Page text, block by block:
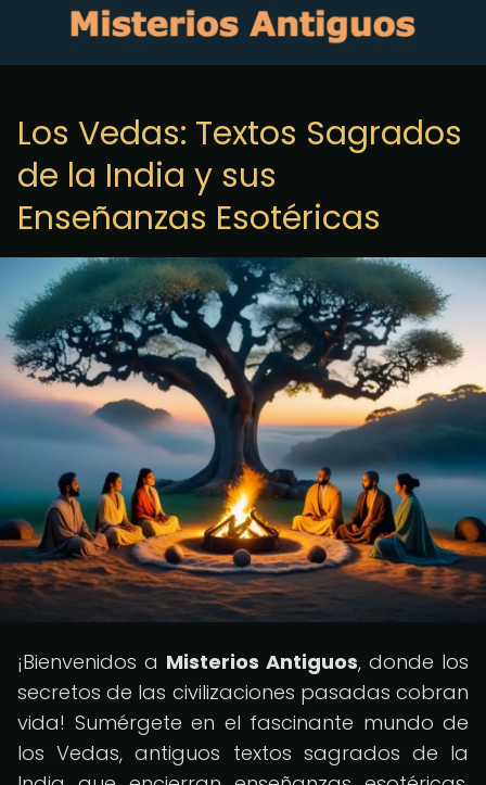
Los Vedas: Textos Sagrados
de la India y sus
Enseñanzas Esotéricas
¡Bienvenidos a Misterios Antiguos, donde los
secretos de las civilizaciones pasadas cobran
vida! Sumérgete en el fascinante mundo de
los Vedas, antiguos textos sagrados de la